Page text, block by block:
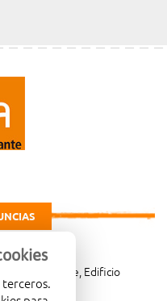
03114 Alicante, Edificio
3ª
terceros.